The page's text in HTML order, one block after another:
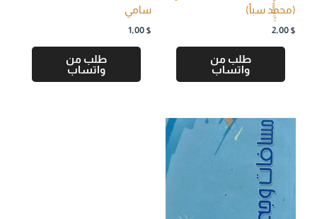
(محمد سبأ)
2,00 $
طلب من
واتساب
سامي
1,00 $
طلب من
واتساب